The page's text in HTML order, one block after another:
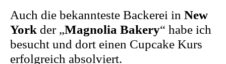
Auch die bekannteste Backerei in New
York der „Magnolia Bakery“ habe ich
besucht und dort einen Cupcake Kurs
erfolgreich absolviert.